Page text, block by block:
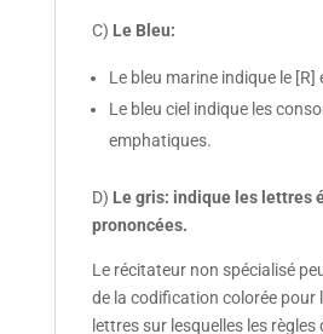
C) Le Bleu:
Le bleu marine indique le [R]
Le bleu ciel indique les
emphatiques.
D) Le gris: indique les lettres
prononcées.
Le récitateur non spécialisé
de la codification colorée pour
lettres sur lesquelles les